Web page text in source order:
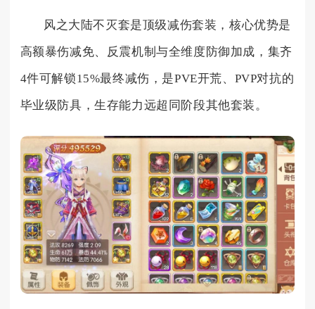
风之大陆不灭套是顶级减伤套装，核心优势是
高额暴伤减免、反震机制与全维度防御加成，集齐
4件可解锁15%最终减伤，是PVE开荒、PVP对抗的
毕业级防具，生存能力远超同阶段其他套装。